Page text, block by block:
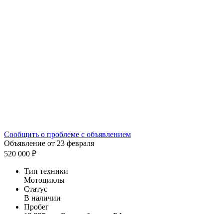
Сообщить о проблеме с объявлением
Объявление от 23 февраля
520 000 ₽
Тип техники
Мотоциклы
Статус
В наличии
Пробег